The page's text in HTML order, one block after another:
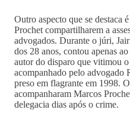
Outro aspecto que se destaca
Prochet compartilharem a
advogados. Durante o júri,
dos 28 anos, contou apenas
autor do disparo que vitimou
acompanhado pelo advogado
preso em flagrante em 1998.
acompanharam Marcos
delegacia dias após o crime.